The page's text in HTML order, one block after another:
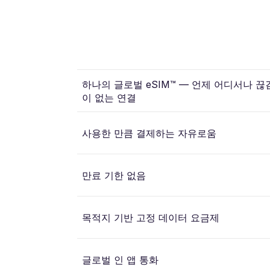
하나의 글로벌 eSIM™ — 언제 어디서나 끊
이 없는 연결
사용한 만큼 결제하는 자유로움
만료 기한 없음
목적지 기반 고정 데이터 요금제
글로벌 인 앱 통화